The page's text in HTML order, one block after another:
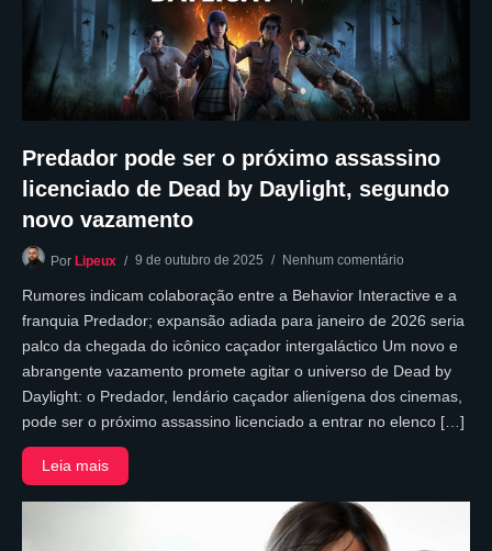
Predador pode ser o próximo assassino
licenciado de Dead by Daylight, segundo
novo vazamento
Por Lipeux 9 de outubro de 2025 Nenhum comentário
Rumores indicam colaboração entre a Behavior Interactive e a
franquia Predador; expansão adiada para janeiro de 2026 seria
palco da chegada do icônico caçador intergaláctico Um novo e
abrangente vazamento promete agitar o universo de Dead by
Daylight: o Predador, lendário caçador alienígena dos cinemas,
pode ser o próximo assassino licenciado a entrar no elenco […]
Leia mais